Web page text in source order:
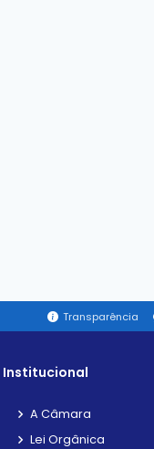
Transparência
Institucional
A Câmara
Lei Orgânica